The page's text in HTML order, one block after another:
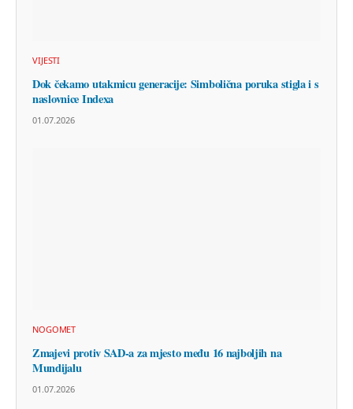
VIJESTI
Dok čekamo utakmicu generacije: Simbolična poruka stigla i s
naslovnice Indexa
01.07.2026
NOGOMET
Zmajevi protiv SAD-a za mjesto među 16 najboljih na
Mundijalu
01.07.2026